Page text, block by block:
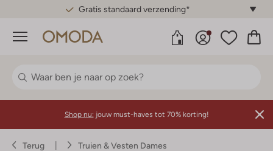
Gratis standaard verzending*
Menu
Shop nu: jouw must-haves tot 70% korting!
Terug Truien & Vesten Dames